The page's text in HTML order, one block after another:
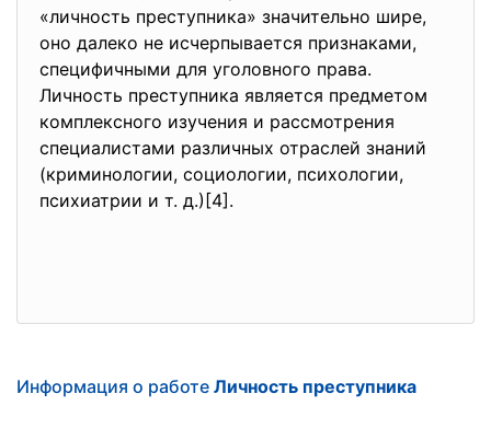
«личность преступника» значительно шире,
оно далеко не исчерпывается признаками,
специфичными для уголовного права.
Личность преступника является предметом
комплексного изучения и рассмотрения
специалистами различных отраслей знаний
(криминологии, социологии, психологии,
психиатрии и т. д.)[4].
Информация о работе Личность преступника